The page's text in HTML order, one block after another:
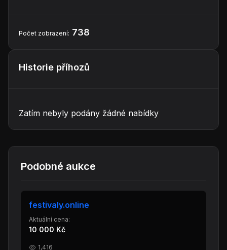
Počet zobrazení: 738
Historie příhozů
Zatím nebyly podány žádné nabídky
Podobné aukce
festivaly.online
Aktuální cena:
10 000 Kč
1,416